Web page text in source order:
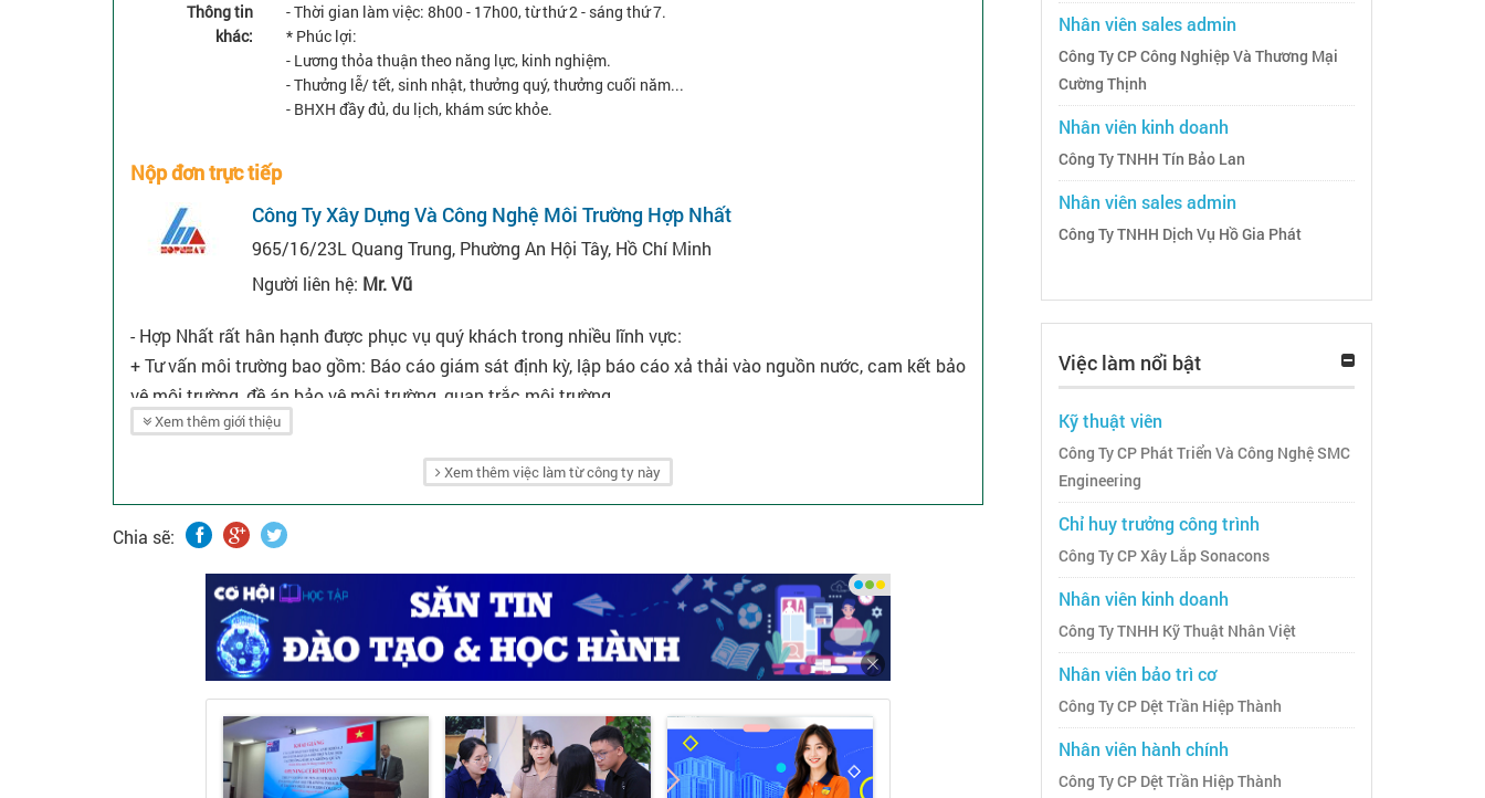
Thông tin
khác:
- Thời gian làm việc: 8h00 - 17h00, từ thứ 2 - sáng thứ 7.
* Phúc lợi:
- Lương thỏa thuận theo năng lực, kinh nghiệm.
- Thưởng lễ/ tết, sinh nhật, thưởng quý, thưởng cuối năm...
- BHXH đầy đủ, du lịch, khám sức khỏe.
Nộp đơn trực tiếp
Công Ty Xây Dựng Và Công Nghệ Môi Trường Hợp Nhất
965/16/23L Quang Trung, Phường An Hội Tây, Hồ Chí Minh
Người liên hệ: Mr. Vũ
- Hợp Nhất rất hân hạnh được phục vụ quý khách trong nhiều lĩnh vực:
+ Tư vấn môi trường bao gồm: Báo cáo giám sát định kỳ, lập báo cáo xả thải vào nguồn nước, cam kết bảo
vệ môi trường, đề án bảo vệ môi trường, quan trắc môi trường...
+ Thiết kế, thi công: Hệ thống xử lý nước thải sinh hoạt - công nghiệp; hệ thống thông gió và xử lý khí thải;
+ Thương mại: Bán buôn trang thiết bị bảo hộ, cung cấp hóa chất xử lý...
+ Sửa chữa, bảo trì công nghiệp và một số lĩnh vực khác...
Xem thêm giới thiệu
Xem thêm việc làm từ công ty này
Chia sẽ:
Nhân viên sales admin
Công Ty CP Công Nghiệp Và Thương Mại
Cường Thịnh
Nhân viên kinh doanh
Công Ty TNHH Tín Bảo Lan
Nhân viên sales admin
Công Ty TNHH Dịch Vụ Hồ Gia Phát
Việc làm nổi bật
Kỹ thuật viên
Công Ty CP Phát Triển Và Công Nghệ SMC
Engineering
Chỉ huy trưởng công trình
Công Ty CP Xây Lắp Sonacons
Nhân viên kinh doanh
Công Ty TNHH Kỹ Thuật Nhân Việt
Nhân viên bảo trì cơ
Công Ty CP Dệt Trần Hiệp Thành
Nhân viên hành chính
Công Ty CP Dệt Trần Hiệp Thành